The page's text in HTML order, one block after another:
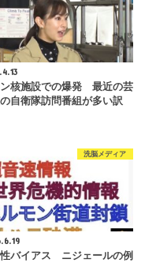
核施設での爆発 最近の芸
自衛隊訪問番組が多い訳
洗脳メディア
バイアス ニジェールの例